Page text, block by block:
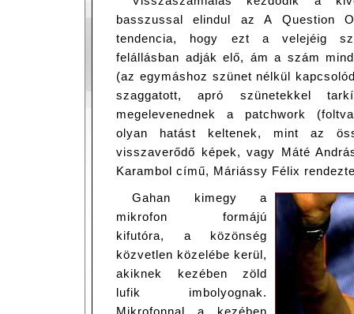
basszussal elindul az A Question
tendencia, hogy ezt a velejéig
felállásban adják elő, ám a szám
(az egymáshoz szünet nélkül
szaggatott, apró szünetekkel
megelevenednek a patchwork
olyan hatást keltenek, mint az
visszaverődő képek, vagy Máté
Karambol című, Máriássy Félix
Gahan kimegy a
mikrofon formájú
kifutóra, a közönség
közvetlen közelébe kerül,
akiknek kezében zöld
lufik imbolyognak.